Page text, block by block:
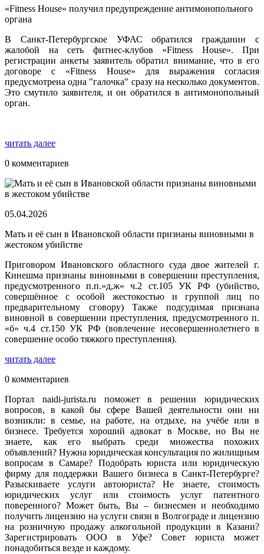
«Fitness House» получил предупреждение антимонопольного
органа
В Санкт-Петербургское УФАС обратился гражданин с
жалобой на сеть фитнес-клубов «Fitness House». При
регистрации анкеты заявитель обратил внимание, что в его
договоре с «Fitness House» для выражения согласия
предусмотрена одна "галочка" сразу на несколько документов.
Это смутило заявителя, и он обратился в антимонопольный
орган.
читать далее
0 комментариев
05.04.2026
Мать и её сын в Ивановской области признаны виновными в
жестоком убийстве
Приговором Ивановского областного суда двое жителей г.
Кинешма признаны виновными в совершении преступления,
предусмотренного п.п.«д,ж» ч.2 ст.105 УК РФ (убийство,
совершённое с особой жестокостью и группой лиц по
предварительному сговору) Также подсудимая признана
виновной в совершении преступления, предусмотренного п.
«б» ч.4 ст.150 УК РФ (вовлечение несовершеннолетнего в
совершение особо тяжкого преступления).
читать далее
0 комментариев
Портал naidi-jurista.ru поможет в решении юридических
вопросов, в какой бы сфере Вашей деятельности они ни
возникли: в семье, на работе, на отдыхе, на учёбе или в
бизнесе. Требуется хороший адвокат в Москве, но Вы не
знаете, как его выбрать среди множества похожих
объявлений? Нужна юридическая консультация по жилищным
вопросам в Самаре? Подобрать юриста или юридическую
фирму для поддержки Вашего бизнеса в Санкт-Петербурге?
Разыскиваете услуги автоюриста? Не знаете, стоимость
юридических услуг или стоимость услуг патентного
поверенного? Может быть, Вы – бизнесмен и необходимо
получить лицензию на услуги связи в Волгограде и лицензию
на розничную продажу алкогольной продукции в Казани?
Зарегистрировать ООО в Уфе? Совет юриста может
понадобиться везде и каждому.